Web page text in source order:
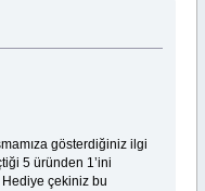
gösterdiğiniz ilgi
5 üründen 1’ini
çekiniz bu